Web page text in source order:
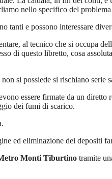
nello specifico del
tanti e possono interessare
al tecnico che si occupa
di questo libretto, cosa
si possiede si rischiano serie
essere firmate da un diretto
dei fumi di scarico.
ed eliminazione dei depositi
Monti Tiburtino tramite